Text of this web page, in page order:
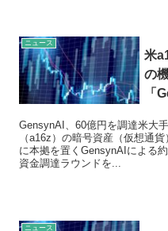
ニュース
米
の
「
GensynAI、60億円を調達米大
（a16z）の暗号資産（仮想通
に本拠を置くGensynAIによる
資金調達ラウンドを...
ニュース